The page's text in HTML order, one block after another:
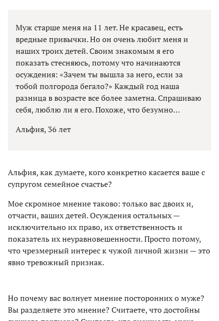
Муж старше меня на 11 лет. Не красавец, есть
вредные привычки. Но он очень любит меня и
наших троих детей. Своим знакомым я его
показать стесняюсь, потому что начинаются
осуждения: «Зачем ты вышла за него, если за
тобой полгорода бегало?» Каждый год наша
разница в возрасте все более заметна. Спрашиваю
себя, люблю ли я его. Похоже, что безумно…
Альфия, 36 лет
Альфия, как думаете, кого конкретно касается ваше с
супругом семейное счастье?
Мое скромное мнение таково: только вас двоих и,
отчасти, ваших детей. Осуждения остальных —
исключительно их право, их ответственность и
показатель их неуравновешенности. Просто потому,
что чрезмерный интерес к чужой личной жизни — это
явно тревожный признак.
Но почему вас волнует мнение посторонних о муже?
Вы разделяете это мнение? Считаете, что достойны